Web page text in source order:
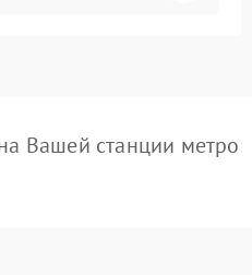
Вашей станции метро